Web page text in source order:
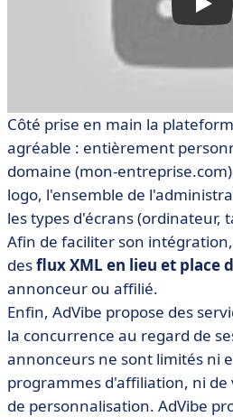
Côté prise en main la
agréable : entièrement
domaine (mon-
logo, l'ensemble de
les types d'écrans (ordinateur,
Afin de faciliter son
desflux XML en lieu et place
annonceur ou affilié.
Enfin, AdVibe propose des
la concurrence au regard de
annonceurs ne sont limités ni
programmes d'affiliation, ni de
de personnalisation. AdVibe